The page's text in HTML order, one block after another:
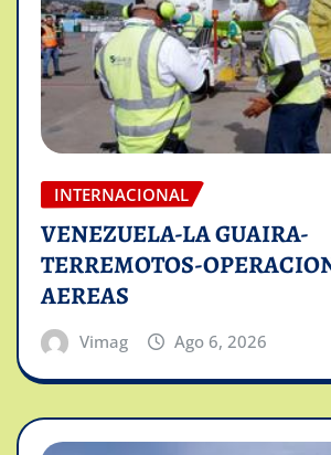
INTERNACIONAL
VENEZUELA-LA GUAIRA-
TERREMOTOS-
AEREAS
Vimag Ago 6, 2026